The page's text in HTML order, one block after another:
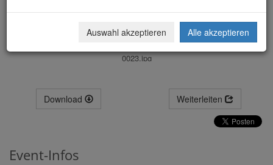
0023.jpg
Download Weiterleiten
Event-Infos
Auswahl akzeptieren Alle akzeptieren